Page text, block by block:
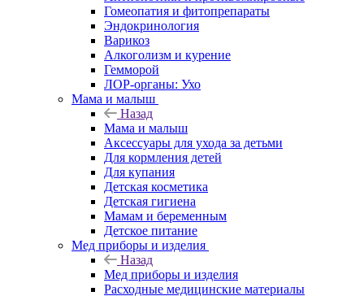
Гомеопатия и фитопрепараты
Эндокринология
Варикоз
Алкоголизм и курение
Гемморой
ЛОР-органы: Ухо
Мама и малыш
Назад
Мама и малыш
Аксессуары для ухода за детьми
Для кормления детей
Для купания
Детская косметика
Детская гигиена
Мамам и беременным
Детское питание
Мед приборы и изделия
Назад
Мед приборы и изделия
Расходные медицинские материалы